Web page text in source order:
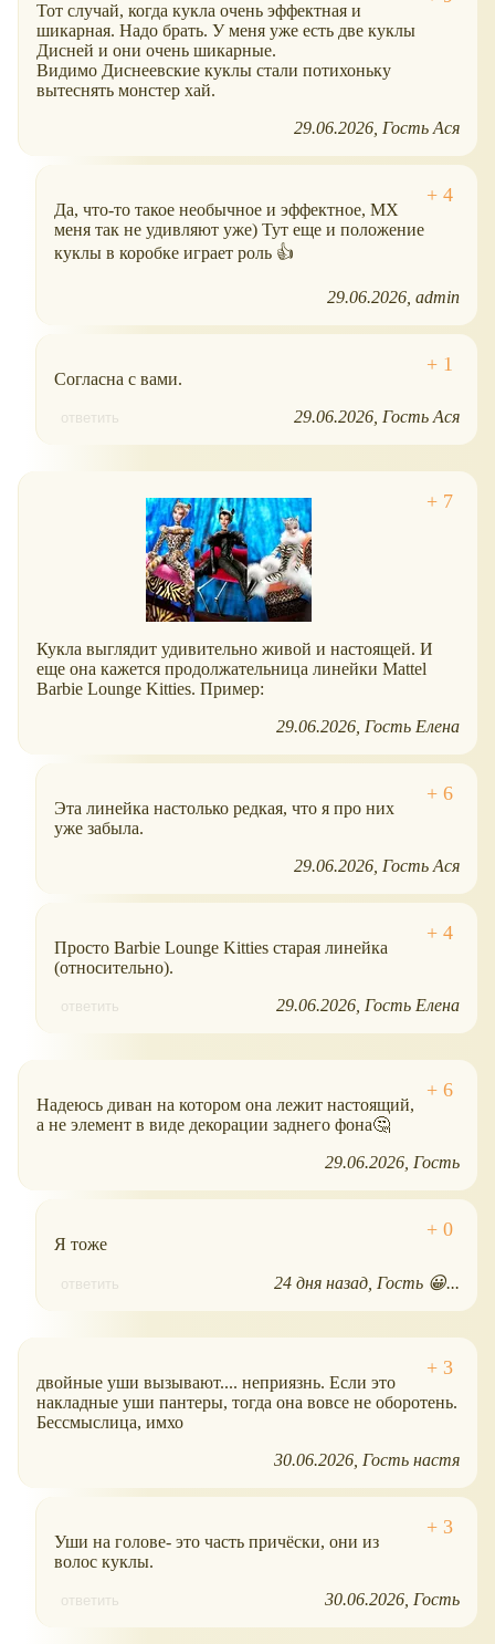
Тот случай, когда кукла очень эффектная и
шикарная. Надо брать. У меня уже есть две куклы
Дисней и они очень шикарные.
Видимо Диснеевские куклы стали потихоньку
вытеснять монстер хай.
29.06.2026 Гость Aся
Да, что-то такое необычное и эффектное, МХ
меня так не удивляют уже) Тут еще и положение
куклы в коробке играет роль 👍
29.06.2026 admin
Согласна с вами.
ответить 29.06.2026 Гость Aся
Кукла выглядит удивительно живой и настоящей. И
еще она кажется продолжательница линейки Mattel
Barbie Lounge Kitties. Пример:
29.06.2026 Гость Елена
Эта линейка настолько редкая, что я про них
уже забыла.
29.06.2026 Гость Aся
Просто Barbie Lounge Kitties старая линейка
(относительно).
ответить 29.06.2026 Гость Елена
Надеюсь диван на котором она лежит настоящий,
а не элемент в виде декорации заднего фона🤔
29.06.2026 Гость
Я тоже
ответить 24 дня назад Гость 😀...
двойные уши вызывают.... неприязнь. Если это
накладные уши пантеры, тогда она вовсе не оборотень.
Бессмыслица, имхо
30.06.2026 Гость настя
Уши на голове- это часть причёски, они из
волос куклы.
ответить 30.06.2026 Гость